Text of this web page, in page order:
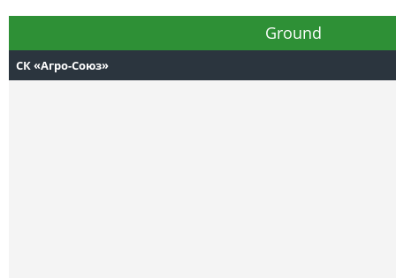
Ground
СК «Агро-Союз»